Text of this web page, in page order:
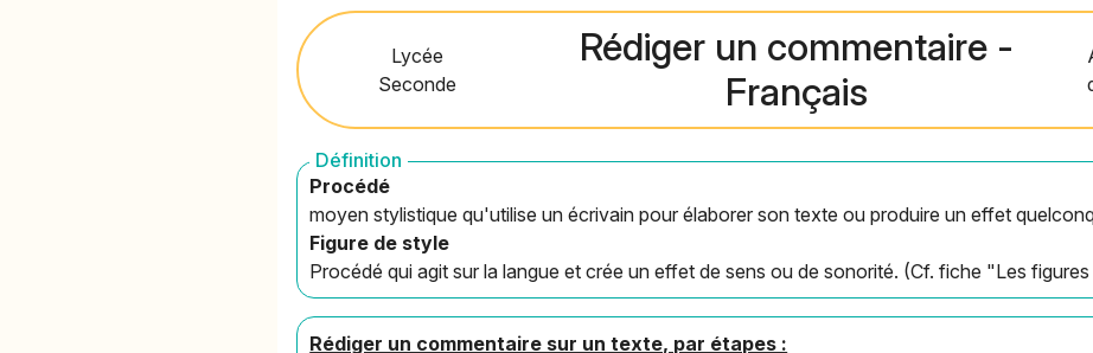
Lycée
Seconde
Rédiger un commentaire -
Français
Définition
Procédé
moyen stylistique qu'utilise un écrivain pour élaborer son texte ou produire un effet
Figure de style
Procédé qui agit sur la langue et crée un effet de sens ou de sonorité. (Cf. fiche "Les
Rédiger un commentaire sur un texte, par étapes :